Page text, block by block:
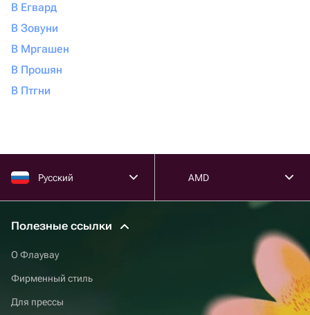
В Егвард
В Зовуни
В Мргашен
В Прошян
В Птгни
Русский AMD
Полезные ссылки
О Флаувау
Фирменный стиль
Для прессы